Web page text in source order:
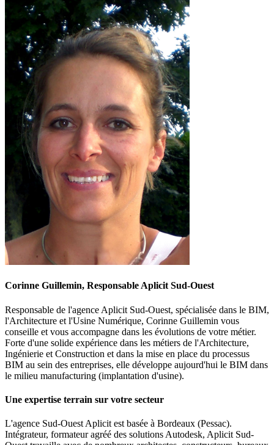
Corinne Guillemin, Responsable Aplicit Sud-Ouest
Responsable de l'agence Aplicit Sud-Ouest, spécialisée dans le BIM,
l'Architecture et l'Usine Numérique, Corinne Guillemin vous
conseille et vous accompagne dans les évolutions de votre métier.
Forte d'une solide expérience dans les métiers de l'Architecture,
Ingénierie et Construction et dans la mise en place du processus
BIM au sein des entreprises, elle développe aujourd'hui le BIM dans
le milieu manufacturing (implantation d'usine).
Une expertise terrain sur votre secteur
L'agence Sud-Ouest Aplicit est basée à Bordeaux (Pessac).
Intégrateur, formateur agréé des solutions Autodesk, Aplicit Sud-